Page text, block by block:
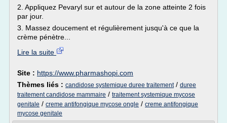
2. Appliquez Pevaryl sur et autour de la zone atteinte 2 fois
par jour.
3. Massez doucement et régulièrement jusqu'à ce que la
crème pénètre...
Lire la suite
Site : https://www.pharmashopi.com
Thèmes liés : candidose systemique duree traitement/ duree
traitement candidose mammaire / traitement systemique mycose
genitale / creme antifongique mycose ongle / creme antifongique
mycose genitale